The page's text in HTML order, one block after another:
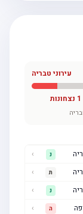
עירוני טבריה
נצחונות